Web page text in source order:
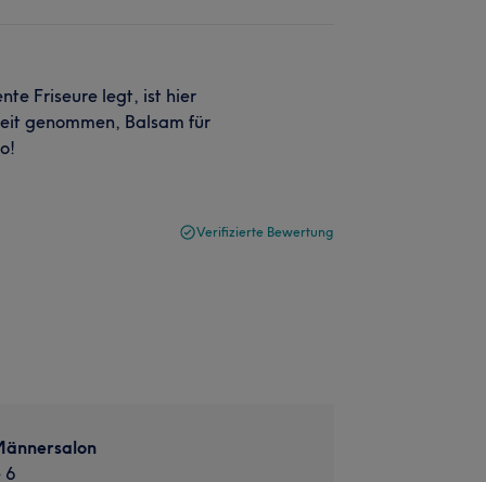
Friseure legt, ist hier
genommen, Balsam für
Verifizierte Bewertung
6